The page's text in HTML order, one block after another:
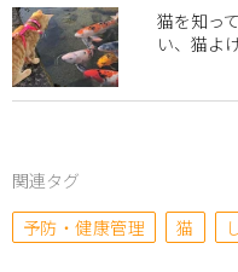
猫を知っ
い、猫よ
関連タグ
予防・健康管理
猫